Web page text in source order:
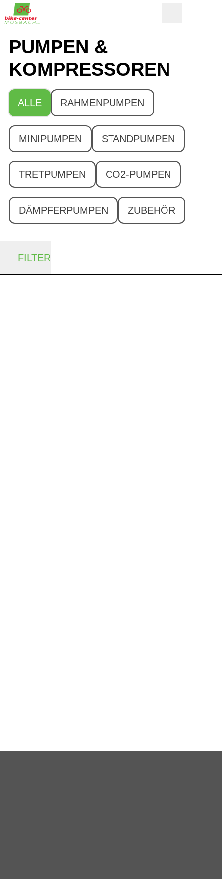
PUMPEN &
KOMPRESSOREN
ALLE RAHMENPUMPEN
MINIPUMPEN STANDPUMPEN
TRETPUMPEN CO2-PUMPEN
DÄMPFERPUMPEN ZUBEHÖR
FILTER